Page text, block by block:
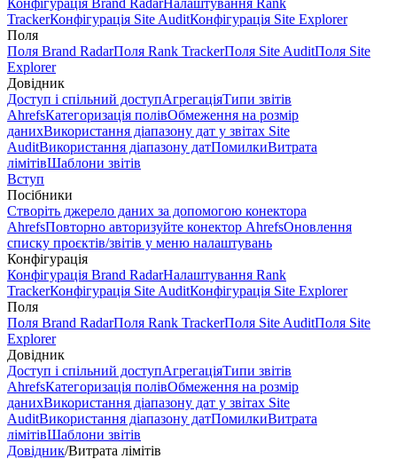
TrackerКонфігурація Site AuditКонфігурація Site Explorer
Поля
Поля Brand RadarПоля Rank TrackerПоля Site AuditПоля Site
Explorer
Довідник
Доступ і спільний доступАгрегаціяТипи звітів
AhrefsКатегоризація полівОбмеження на розмір
данихВикористання діапазону дат у звітах Site
AuditВикористання діапазону датПомилкиВитрата
лімітівШаблони звітів
Вступ
Посібники
Створіть джерело даних за допомогою конектора
AhrefsПовторно авторизуйте конектор AhrefsОновлення
списку проєктів/звітів у меню налаштувань
Конфігурація
Конфігурація Brand RadarНалаштування Rank
TrackerКонфігурація Site AuditКонфігурація Site Explorer
Поля
Поля Brand RadarПоля Rank TrackerПоля Site AuditПоля Site
Explorer
Довідник
Доступ і спільний доступАгрегаціяТипи звітів
AhrefsКатегоризація полівОбмеження на розмір
данихВикористання діапазону дат у звітах Site
AuditВикористання діапазону датПомилкиВитрата
лімітівШаблони звітів
Довідник/Витрата лімітів